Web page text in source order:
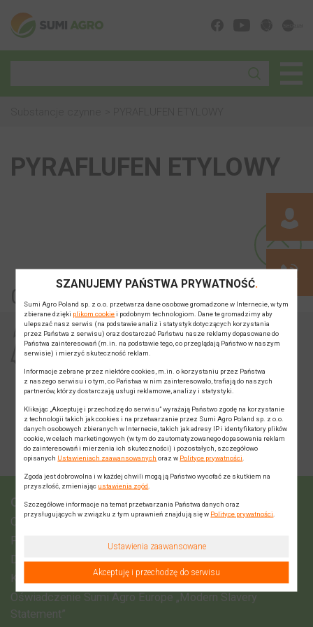
PYRAFLUFEN ETYLOWY
SZANUJEMY PAŃSTWA PRYWATNOŚĆ
Sumi Agro Poland sp. z o.o. przetwarza dane osobowe gromadzone w Internecie, w tym
zbierane dzięki plikom cookiei podobnym technologiom. Dane te gromadzimy aby
ulepszać nasz serwis (na podstawie analiz i statystyk dotyczących korzystania
przez Państwa z serwisu) oraz dostarczać Państwu nasze reklamy dopasowane do
Państwa zainteresowań (m.in. na podstawie tego, co przeglądają Państwo w naszym
serwisie) i mierzyć skuteczność reklam.
Informacje zebrane przez niektóre cookies, m.in. o korzystaniu przez Państwa
z naszego serwisu i o tym, co Państwa w nim zainteresowało, trafiają do naszych
partnerów, którzy dostarczają usługi reklamowe, analizy i statystyki.
Klikając „Akceptuję i przechodzę do serwisu” wyrażają Państwo zgodę na korzystanie
z technologii takich jak cookies i na przetwarzanie przez Sumi Agro Poland sp. z o.o.
danych osobowych zbieranych w Internecie, takich jak adresy IP i identyfikatory plików
cookie, w celach marketingowych (w tym do zautomatyzowanego dopasowania reklam
do zainteresowań i mierzenia ich skuteczności) i pozostałych, szczegółowo
opisanych Ustawieniach zaawansowanych oraz w Polityce prywatności
Zgoda jest dobrowolna i w każdej chwili mogą ją Państwo wycofać ze skutkiem na
przyszłość, zmieniając ustawienia zgód
Szczegółowe informacje na temat przetwarzania Państwa danych oraz
przysługujących w związku z tym uprawnień znajdują się w Polityce prywatności
Ustawienia zaawansowane
Akceptuję i przechodzę do serwisu
0
Opisy środków ochrony roślin zawarte na
stronie internetowej www.sumiagro.pl nie
zawierają pełnej treści etykiet – instrukcji
należy korzystać z zachowaniem
bezpieczeństwa. Przed każdym użyciem
w etykiecie i informacje dotyczące produktu.
Zwróć uwagę na zwroty wskazujące rodzaj
zagrożenia oraz przestrzegaj środków
bezpieczeństwa zamieszczonych
w etykiecie.
O FIRMIE
O nas
Przedstawiciele regionalni
Dystrybutorzy
Kontakt
Oświadczenie Sumi Agro Europe „Modern Slavery
Statement”